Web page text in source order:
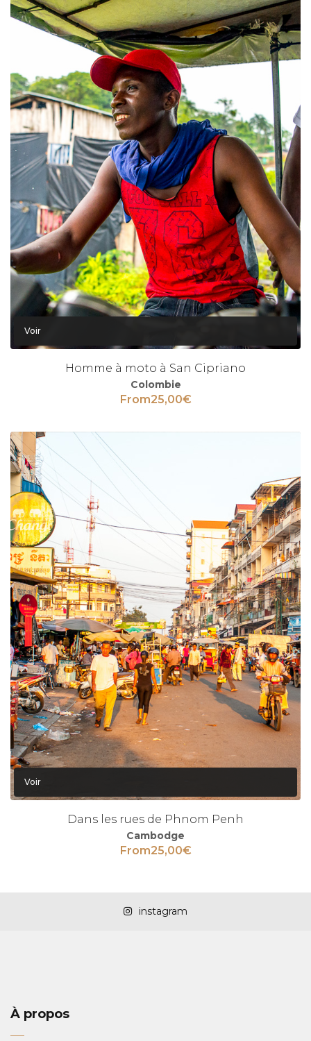
Voir
Homme à moto à San Cipriano
Colombie
From25,00€
Voir
Dans les rues de Phnom Penh
Cambodge
From25,00€
instagram
À propos